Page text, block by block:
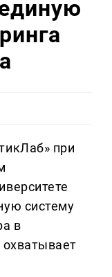
при
систему
в